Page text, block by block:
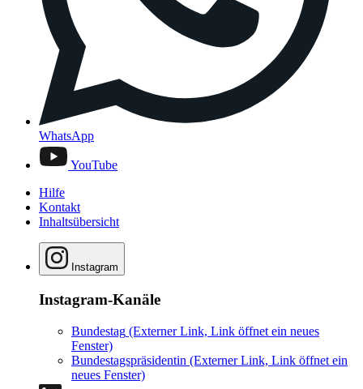
WhatsApp
YouTube
Hilfe
Kontakt
Inhaltsübersicht
Instagram
Instagram-Kanäle
Bundestag (Externer Link, Link öffnet ein neues
Fenster)
Bundestagspräsidentin (Externer Link, Link öffnet ein
neues Fenster)